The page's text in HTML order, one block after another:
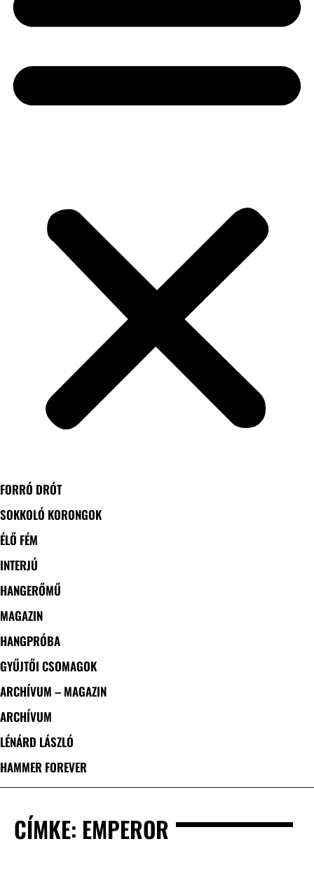
FORRÓ DRÓT
SOKKOLÓ KORONGOK
ÉLŐ FÉM
INTERJÚ
HANGERŐMŰ
MAGAZIN
HANGPRÓBA
GYŰJTŐI CSOMAGOK
ARCHÍVUM – MAGAZIN
ARCHÍVUM
LÉNÁRD LÁSZLÓ
HAMMER FOREVER
CÍMKE: EMPEROR